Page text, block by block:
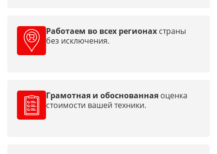
Работаем во всех регионах страны
без исключения.
Грамотная и обоснованная оценка
стоимости вашей техники.